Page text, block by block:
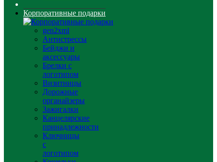
Корпоративные подарки
gen2xml
Антистрессы
Бейджи и
аксессуары
Брелки с
логотипом
Визитницы
Дорожные
органайзеры
Зажигалки
Канцелярские
принадлежности
Ключницы
с
логотипом